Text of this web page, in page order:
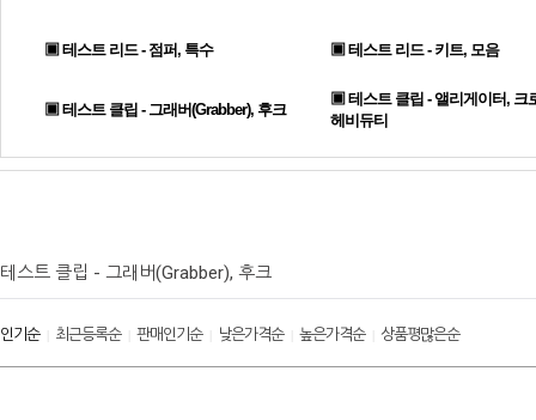
▣ 테스트 리드 - 점퍼, 특수 ▣ 테스트 리드 - 키트, 모음
▣ 테스트 클립 - 그래버(Grabber), 후크
▣ 테스트 클립 - 앨리게이터, 크
헤비듀티
테스트 클립 - 그래버(Grabber), 후크
인기순| 최근등록순| 판매인기순| 낮은가격순| 높은가격순| 상품평많은순